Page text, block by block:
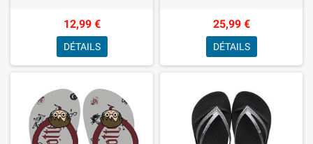
12,99 €
DÉTAILS
25,99 €
DÉTAILS